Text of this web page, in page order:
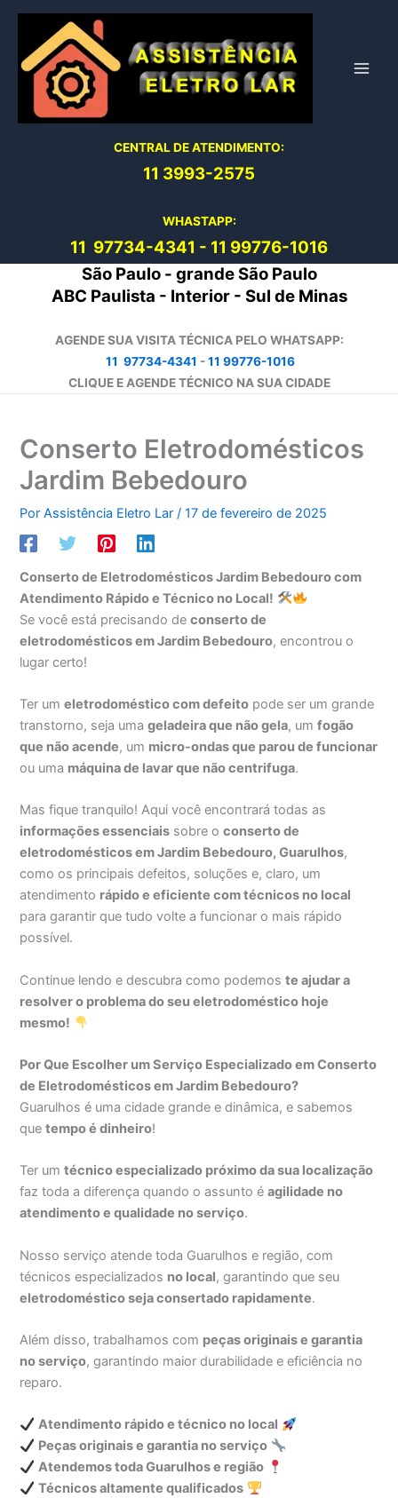
conteúdo
CENTRAL DE ATENDIMENTO:
11 3993-2575
WHASTAPP:
11 97734-4341 - 11 99776-1016
São Paulo - grande São Paulo
ABC Paulista - Interior - Sul de Minas
AGENDE SUA VISITA TÉCNICA PELO WHATSAPP:
11 97734-4341 -11 99776-1016
CLIQUE E AGENDE TÉCNICO NA SUA CIDADE
Conserto Eletrodomésticos
Jardim Bebedouro
PorAssistência Eletro Lar/17 de fevereiro de 2025
Conserto de Eletrodomésticos Jardim Bebedouro com
Atendimento Rápido e Técnico no Local!
Se você está precisando deconserto de
eletrodomésticos em Jardim Bebedouro, encontrou o
lugar certo!
Ter umeletrodoméstico com defeito pode ser um grande
transtorno, seja umageladeira que não gela, umfogão
que não acende, um micro-ondas que parou de funcionar
ou uma máquina de lavar que não centrifuga.
Mas fique tranquilo! Aqui você encontrará todas as
informações essenciais sobre oconserto de
eletrodomésticos em Jardim Bebedouro, Guarulhos,
como os principais defeitos, soluções e, claro, um
atendimento rápido e eficiente com técnicos no local
para garantir que tudo volte a funcionar o mais rápido
possível.
Continue lendo e descubra como podemoste ajudar a
resolver o problema do seu eletrodoméstico hoje
mesmo!
Por Que Escolher um Serviço Especializado em Conserto
de Eletrodomésticos em Jardim Bebedouro?
Guarulhos é uma cidade grande e dinâmica, e sabemos
quetempo é dinheiro!
Ter umtécnico especializado próximo da sua localização
faz toda a diferença quando o assunto éagilidade no
atendimento e qualidade no serviço.
Nosso serviço atende toda Guarulhos e região, com
técnicos especializados no local, garantindo que seu
eletrodoméstico seja consertado rapidamente.
Além disso, trabalhamos com peças originais e garantia
no serviço, garantindo maior durabilidade e eficiência no
reparo.
Atendimento rápido e técnico no local
Peças originais e garantia no serviço
Atendemos toda Guarulhos e região
Técnicos altamente qualificados